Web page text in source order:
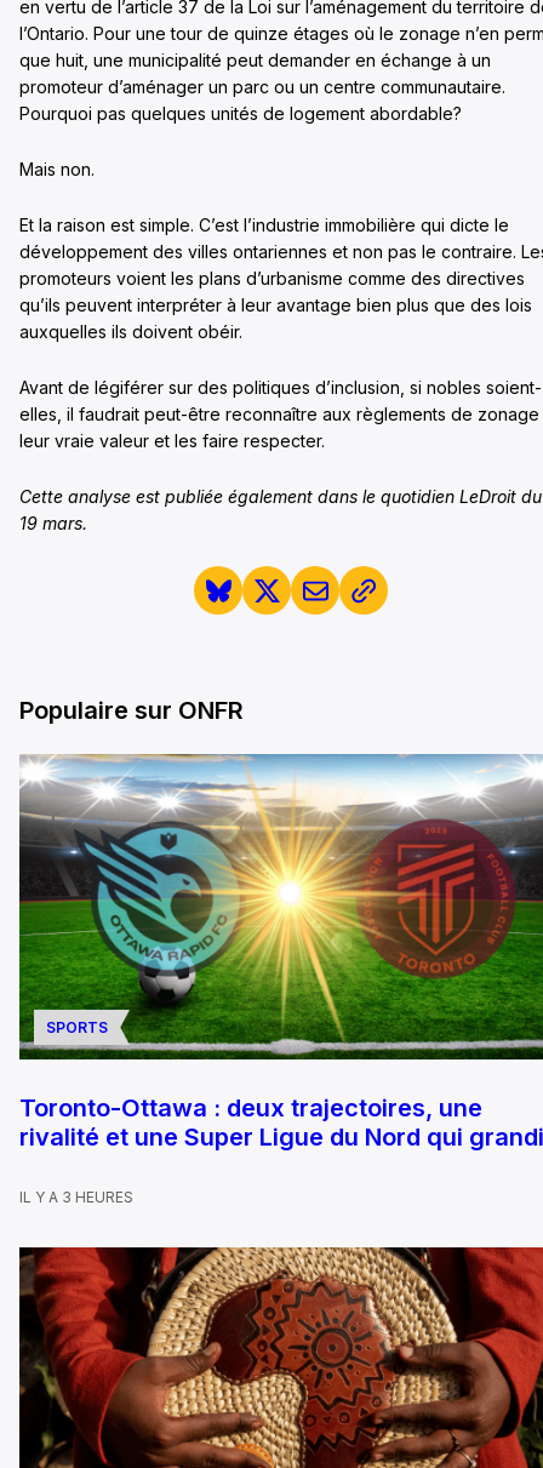
en vertu de l’article 37 de la Loi sur l’aménagement du territoire
l’Ontario. Pour une tour de quinze étages où le zonage n’en
que huit, une municipalité peut demander en échange à un
promoteur d’aménager un parc ou un centre communautaire.
Pourquoi pas quelques unités de logement abordable?
Mais non.
Et la raison est simple. C’est l’industrie immobilière qui dicte le
développement des villes ontariennes et non pas le contraire.
promoteurs voient les plans d’urbanisme comme des directives
qu’ils peuvent interpréter à leur avantage bien plus que des lois
auxquelles ils doivent obéir.
Avant de légiférer sur des politiques d’inclusion, si nobles soient-
elles, il faudrait peut-être reconnaître aux règlements de zonage
leur vraie valeur et les faire respecter.
Cette analyse est publiée également dans le quotidien LeDroit du
19 mars.
Populaire sur ONFR
SPORTS
Toronto-Ottawa : deux trajectoires, une
rivalité et une Super Ligue du Nord qui
IL Y A 3 HEURES